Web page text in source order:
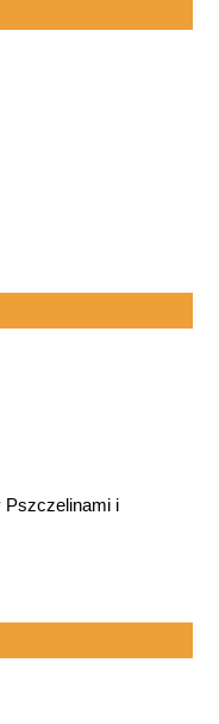
Pszczelinami i